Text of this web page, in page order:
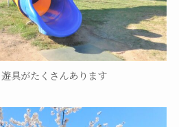
具がたくさんあります